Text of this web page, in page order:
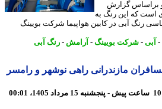
گزارش
که این رنگ به
آبی در کابین هواپیما شرکت بویینگ
- شرکت بویینگ-آرامش -رنگ آبی
مازندرانی راهی نوشهر و رامسر